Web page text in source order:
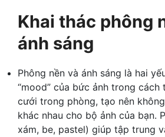
Khai thác phông
ánh sáng
Phông nền và ánh sáng là hai
“mood” của bức ảnh trong cách
cưới trong phòng, tạo nên
khác nhau cho bộ ảnh của bạn.
xám, be, pastel) giúp tập trung